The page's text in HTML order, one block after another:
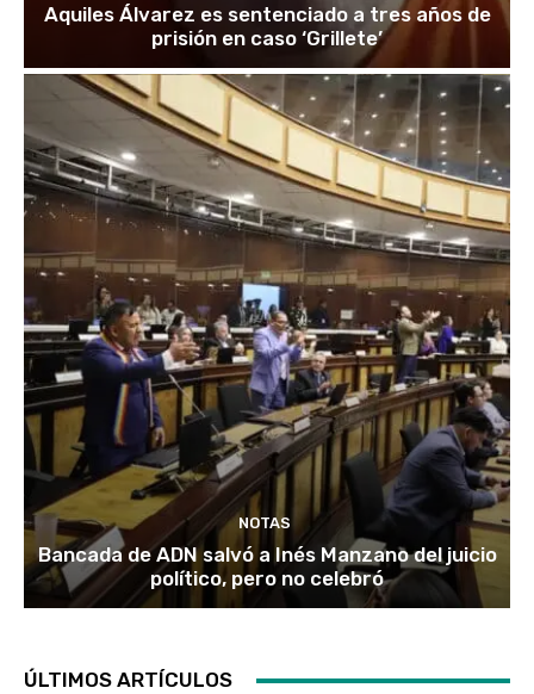
Aquiles Álvarez es sentenciado a tres años de
prisión en caso ‘Grillete’
NOTAS
Bancada de ADN salvó a Inés Manzano del juicio
político, pero no celebró
ÚLTIMOS ARTÍCULOS